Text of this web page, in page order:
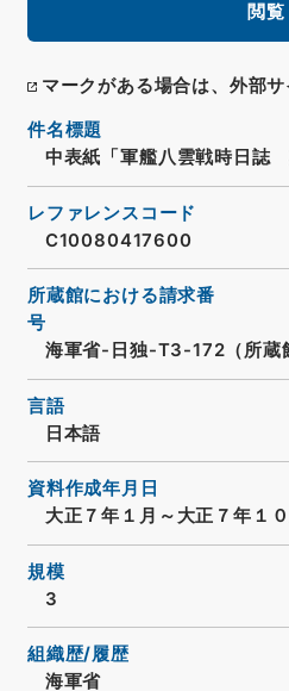
閲覧
マークがある場合は、外部サ
件名標題
中表紙「軍艦八雲戦時日誌
レファレンスコード
C10080417600
所蔵館における請求番
号
海軍省-日独-T3-172（所蔵
言語
日本語
資料作成年月日
大正７年１月～大正７年１０
規模
3
組織歴/履歴
海軍省